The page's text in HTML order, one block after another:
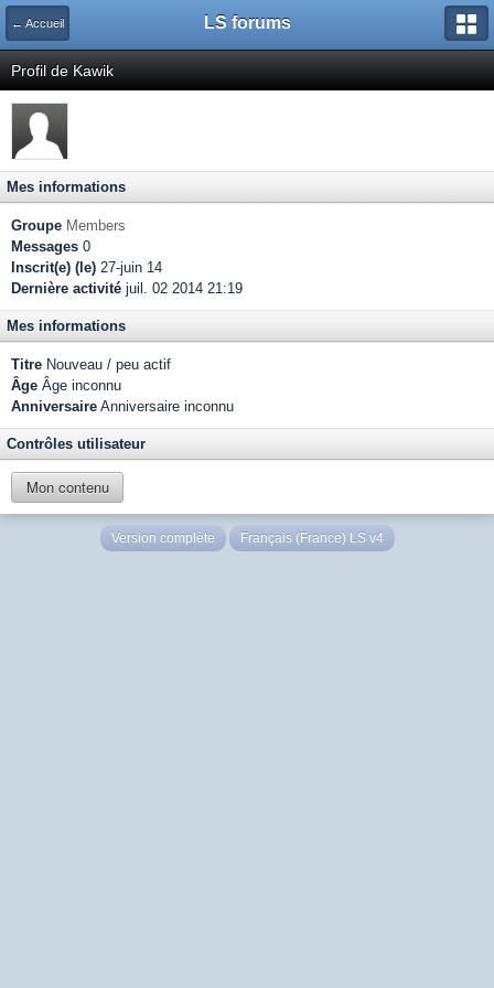
← Accueil LS forums
Profil de Kawik
Mes informations
Groupe Members
Messages 0
Inscrit(e) (le) 27-juin 14
Dernière activité juil. 02 2014 21:19
Mes informations
Titre Nouveau / peu actif
Âge Âge inconnu
Anniversaire Anniversaire inconnu
Contrôles utilisateur
Mon contenu
Version complète Français (France) LS v4